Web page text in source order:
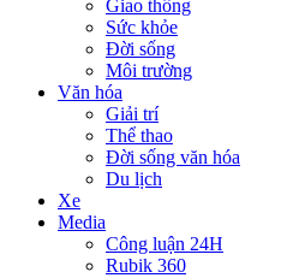
Giao thông
Sức khỏe
Đời sống
Môi trường
Văn hóa
Giải trí
Thể thao
Đời sống văn hóa
Du lịch
Xe
Media
Công luận 24H
Rubik 360